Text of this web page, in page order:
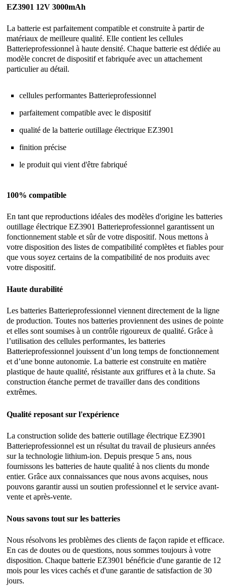
EZ3901 12V 3000mAh
La batterie est parfaitement compatible et construite à partir de
matériaux de meilleure qualité. Elle contient les cellules
Batterieprofessionnel à haute densité. Chaque batterie est dédiée au
modèle concret de dispositif et fabriquée avec un attachement
particulier au détail.
cellules performantes Batterieprofessionnel
parfaitement compatible avec le dispositif
qualité de labatterie outillage électrique EZ3901
finition précise
le produit qui vient d'être fabriqué
100% compatible
En tant que reproductions idéales des modèles d'origine les batteries
outillage électrique EZ3901 Batterieprofessionnel garantissent un
fonctionnement stable et sûr de votre dispositif. Nous mettons à
votre disposition des listes de compatibilité complètes et fiables pour
que vous soyez certains de la compatibilité de nos produits avec
votre dispositif.
Haute durabilité
Les batteries Batterieprofessionnel viennent directement de la ligne
de production. Toutes nos batteries proviennent des usines de pointe
et elles sont soumises à un contrôle rigoureux de qualité. Grâce à
l’utilisation des cellules performantes, les batteries
Batterieprofessionnel jouissent d’un long temps de fonctionnement
et d’une bonne autonomie. La batterie est construite en matière
plastique de haute qualité, résistante aux griffures et à la chute. Sa
construction étanche permet de travailler dans des conditions
extrêmes.
Qualité reposant sur l'expérience
La construction solide des batterie outillage électrique EZ3901
Batterieprofessionnel est un résultat du travail de plusieurs années
sur la technologie lithium-ion. Depuis presque 5 ans, nous
fournissons les batteries de haute qualité à nos clients du monde
entier. Grâce aux connaissances que nous avons acquises, nous
pouvons garantir aussi un soutien professionnel et le service avant-
vente et après-vente.
Nous savons tout sur les batteries
Nous résolvons les problèmes des clients de façon rapide et efficace.
En cas de doutes ou de questions, nous sommes toujours à votre
disposition. Chaque batterie EZ3901 bénéficie d'une garantie de 12
mois pour les vices cachés et d'une garantie de satisfaction de 30
jours.